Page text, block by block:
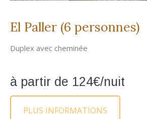
El Paller (6 personnes)
Duplex avec cheminée
à partir de 124€/nuit
PLUS INFORMATIONS